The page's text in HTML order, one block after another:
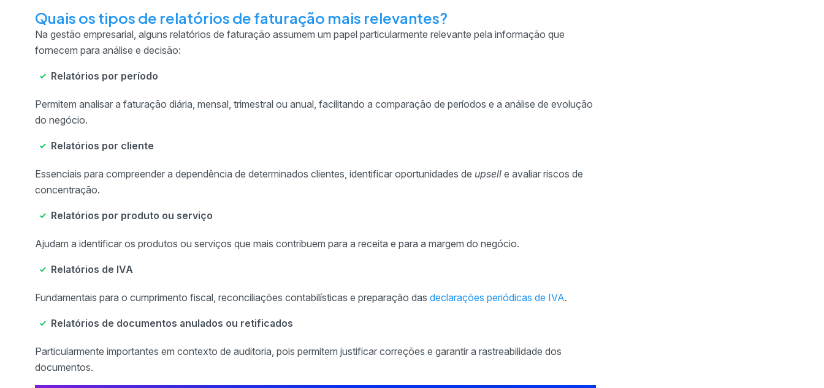
Quais os tipos de relatórios de faturação mais relevantes?
Na gestão empresarial, alguns relatórios de faturação assumem um papel particularmente relevante pela informação que
fornecem para análise e decisão:
Relatórios por período
Permitem analisar a faturação diária, mensal, trimestral ou anual, facilitando a comparação de períodos e a análise de evolução
do negócio.
Relatórios por cliente
Essenciais para compreender a dependência de determinados clientes, identificar oportunidades de upsell e avaliar riscos de
concentração.
Relatórios por produto ou serviço
Ajudam a identificar os produtos ou serviços que mais contribuem para a receita e para a margem do negócio.
Relatórios de IVA
Fundamentais para o cumprimento fiscal, reconciliações contabilísticas e preparação das declarações periódicas de IVA.
Relatórios de documentos anulados ou retificados
Particularmente importantes em contexto de auditoria, pois permitem justificar correções e garantir a rastreabilidade dos
documentos.